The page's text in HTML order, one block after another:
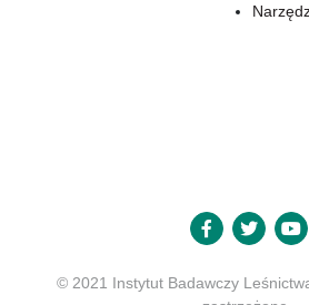
© 2021 Instytut Badawczy